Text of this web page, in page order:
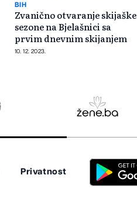
BIH
Zvanično otvaranje skijaške
sezone na Bjelašnici sa
prvim dnevnim skijanjem
10. 12. 2023.
Privatnost